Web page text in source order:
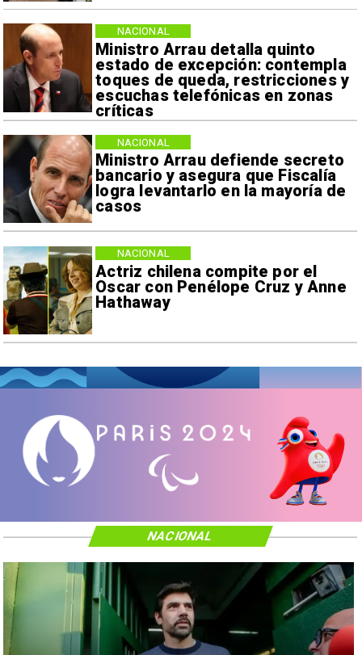
Ministro Arrau detalla quinto
estado de excepción: contempla
toques de queda, restricciones y
escuchas telefónicas en zonas
críticas
NACIONAL
Ministro Arrau defiende secreto
bancario y asegura que Fiscalía
logra levantarlo en la mayoría de
casos
NACIONAL
Actriz chilena compite por el
Oscar con Penélope Cruz y Anne
Hathaway
NACIONAL
NACIONAL